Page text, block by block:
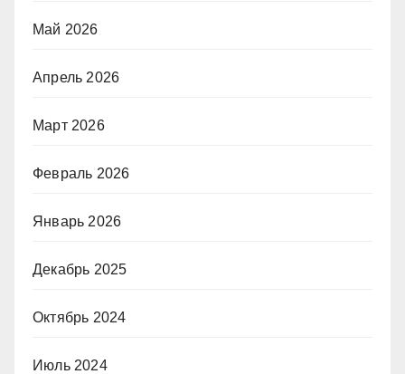
Май 2026
Апрель 2026
Март 2026
Февраль 2026
Январь 2026
Декабрь 2025
Октябрь 2024
Июль 2024